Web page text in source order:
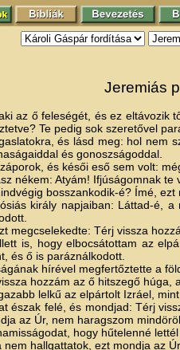
Jeremiás
az ő feleségét, és ez eltávozik
Te pedig sok szeretővel
és lásd meg: hol nem
és gonoszságoddal.
és késői eső sem volt:
nékem: Atyám! Ifjúságomnak te
bosszankodik-é? Ímé,
király napjaiban: Láttad-é,
megcselekedte: Térj vissza
is, hogy elbocsátottam az
és ő is paráználkodott.
hírével megfertőztette a
hozzám az ő hitszegő
lelkű az elpártolt Izráel,
észak felé, és mondjad: Térj
az Úr, nem haragszom
hogy hűtelenné
hallgattatok, ezt mondja az